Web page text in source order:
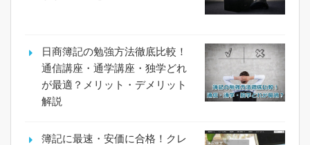
日商簿記の勉強方法徹底比較！
通信講座・通学講座・独学どれ
が最適？メリット・デメリット
解説
簿記に最速・安価に合格！クレ